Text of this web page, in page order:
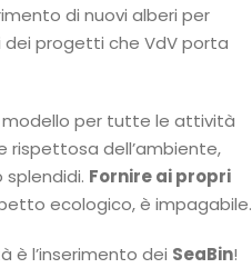
di nuovi alberi per
dei progetti che VdV porta
modello per tutte le attività
rispettosa dell’ambiente,
Fornire ai propri
ecologico, è impagabile.
è l’inserimento dei SeaBin!